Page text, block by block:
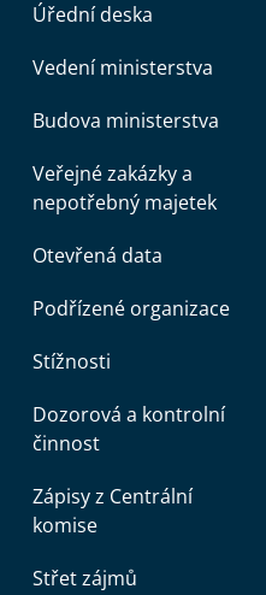
Úřední deska
Vedení ministerstva
Budova ministerstva
Veřejné zakázky a
nepotřebný majetek
Otevřená data
Podřízené organizace
Stížnosti
Dozorová a kontrolní
činnost
Zápisy z Centrální
komise
Střet zájmů